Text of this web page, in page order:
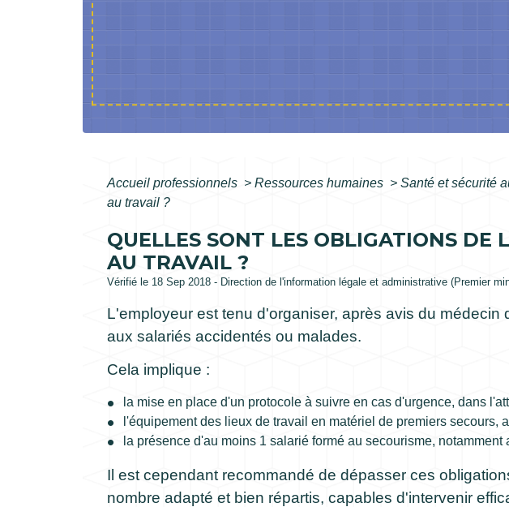
Accueil professionnels > Ressources humaines > Santé et sécurité
au travail ?
QUELLES SONT LES OBLIGATIONS DE
AU TRAVAIL ?
Vérifié le 18 Sep 2018 - Direction de l'information légale et administrative (Premier
L'employeur est tenu d'organiser, après avis du
aux salariés accidentés ou malades.
Cela implique :
la mise en place d'un protocole à suivre en cas d'urgence, dans
l'équipement des lieux de travail en matériel de premiers secours,
la présence d'au moins 1 salarié formé au secourisme,
Il est cependant recommandé de dépasser ces
nombre adapté et bien répartis, capables d'intervenir